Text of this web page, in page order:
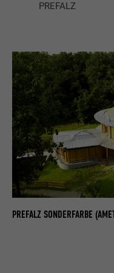
PREFALZ
PREFALZ SONDERFARBE